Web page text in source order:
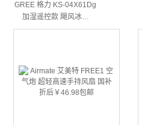
GREE 格力 KS-04X61Dg
加湿遥控款 飓风冰…